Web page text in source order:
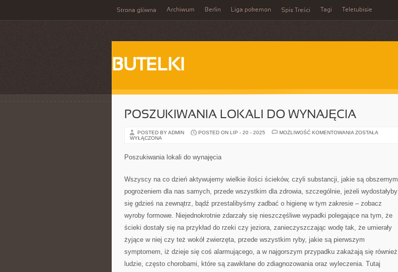
Strona główna Archiwum Berlin Liga pokemon Spis Treści Tagi Teletubisie
BUTELKI
POSZUKIWANIA LOKALI DO WYNAJĘCIA
POSTED BY ADMIN POSTED ON LIP - 20 - 2025 MOŻLIWOŚĆ KOMENTOWANIA POSZUKIWANIA
ZOSTAŁA
WYŁĄCZONA
Poszukiwania lokali do wynajęcia
Wszyscy na co dzień aktywujemy wielkie ilości ścieków, czyli substancji, jakie są obszernym
pogrożeniem dla nas samych, przede wszystkim dla zdrowia, szczególnie, jeżeli wydostałyby
się gdzieś na zewnątrz, bądź przestalibyśmy zadbać o higienę w tym zakresie – zobacz
wyroby formowe. Niejednokrotnie zdarzały się nieszczęśliwe wypadki polegające na tym, że
ścieki dostały się na przykład do rzeki czy jeziora, zanieczyszczając wodę tak, że umierały
żyjące w niej czy też wokół zwierzęta, przede wszystkim ryby, jakie są pierwszym
symptomem, iż dzieje się coś alarmującego, a w najgorszym przypadku zakażają się również
ludzie, często chorobami, które są zawikłane do zdiagnozowania oraz wyleczenia. Tutaj